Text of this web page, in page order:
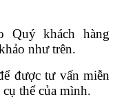
Quý khách hàng
như trên.
được tư vấn miễn
thể của mình.